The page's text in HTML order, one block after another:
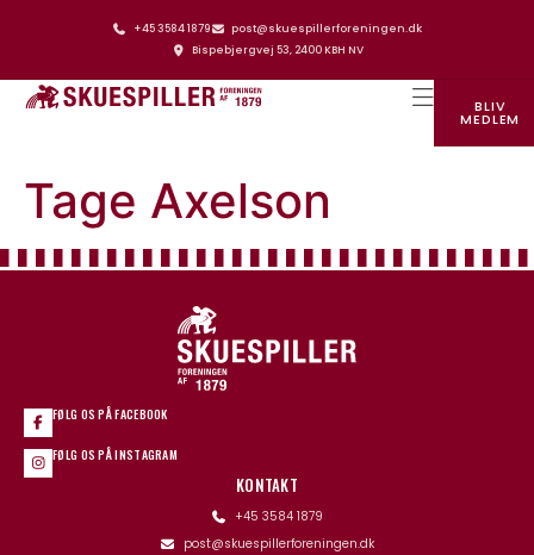
+45 3584 1879
post@skuespillerforeningen.dk
Bispebjergvej 53, 2400 KBH NV
BLIV
MEDLEM
Tage Axelson
FØLG OS PÅ FACEBOOK
FØLG OS PÅ INSTAGRAM
KONTAKT
+45 3584 1879
post@skuespillerforeningen.dk